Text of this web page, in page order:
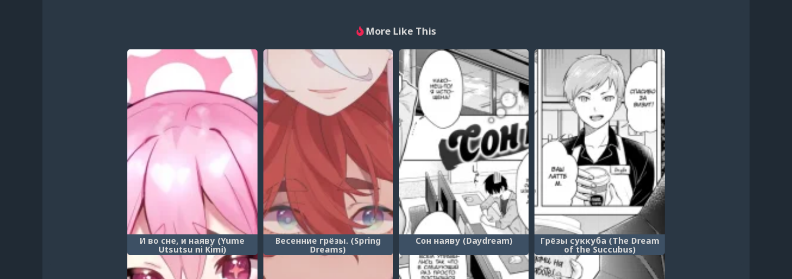
More Like This
И во сне, и наяву (Yume
Utsutsu ni Kimi)
Весенние грёзы. (Spring
Dreams)
Сон наяву (Daydream) Грёзы суккуба (The Dream
of the Succubus)